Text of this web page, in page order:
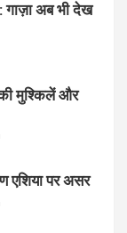
गाज़ा अब भी देख
मुश्किलें और
एशिया पर असर